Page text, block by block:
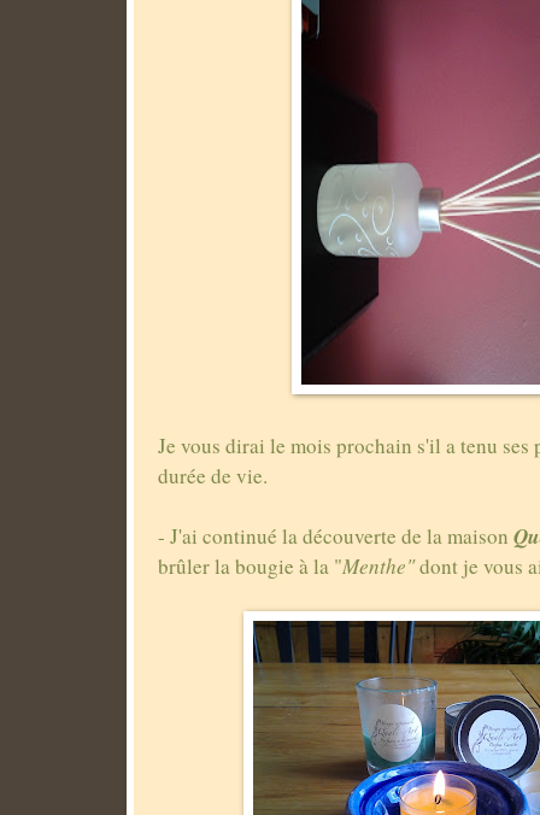
Je vous dirai le mois prochain s'il a tenu ses
durée de vie.
- J'ai continué la découverte de la maison
brûler la bougie à la "Menthe"dont je vous